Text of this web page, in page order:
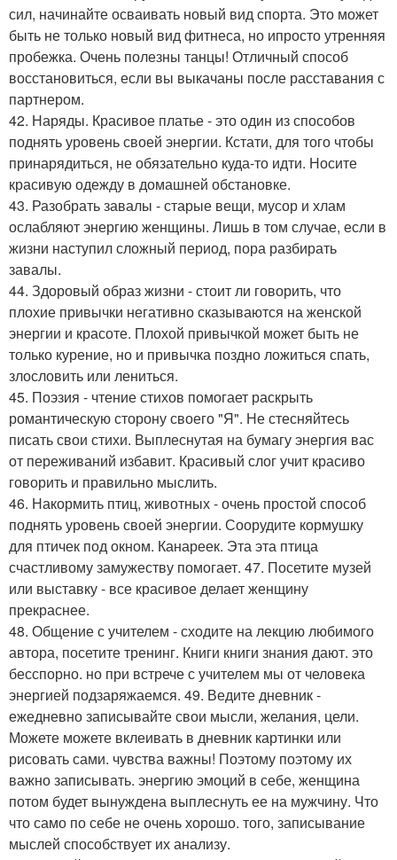
сил, начинайте осваивать новый вид спорта. Это может
быть не только новый вид фитнеса, но ипросто утренняя
пробежка. Очень полезны танцы! Отличный способ
восстановиться, если вы выкачаны после расставания с
партнером.
42. Наряды. Красивое платье - это один из способов
поднять уровень своей энергии. Кстати, для того чтобы
принарядиться, не обязательно куда-то идти. Носите
красивую одежду в домашней обстановке.
43. Разобрать завалы - старые вещи, мусор и хлам
ослабляют энергию женщины. Лишь в том случае, если в
жизни наступил сложный период, пора разбирать
завалы.
44. Здоровый образ жизни - стоит ли говорить, что
плохие привычки негативно сказываются на женской
энергии и красоте. Плохой привычкой может быть не
только курение, но и привычка поздно ложиться спать,
злословить или лениться.
45. Поэзия - чтение стихов помогает раскрыть
романтическую сторону своего "Я". Не стесняйтесь
писать свои стихи. Выплеснутая на бумагу энергия вас
от переживаний избавит. Красивый слог учит красиво
говорить и правильно мыслить.
46. Накормить птиц, животных - очень простой способ
поднять уровень своей энергии. Соорудите кормушку
для птичек под окном. Канареек. Эта эта птица
счастливому замужеству помогает. 47. Посетите музей
или выставку - все красивое делает женщину
прекраснее.
48. Общение с учителем - сходите на лекцию любимого
автора, посетите тренинг. Книги книги знания дают. это
бесспорно. но при встрече с учителем мы от человека
энергией подзаряжаемся. 49. Ведите дневник -
ежедневно записывайте свои мысли, желания, цели.
Можете можете вклеивать в дневник картинки или
рисовать сами. чувства важны! Поэтому поэтому их
важно записывать. энергию эмоций в себе, женщина
потом будет вынуждена выплеснуть ее на мужчину. Что
что само по себе не очень хорошо. того, записывание
мыслей способствует их анализу.